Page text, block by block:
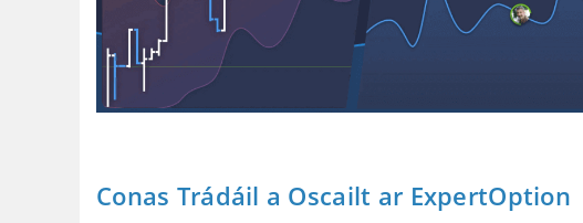
Conas Trádáil a Oscailt ar ExpertOption